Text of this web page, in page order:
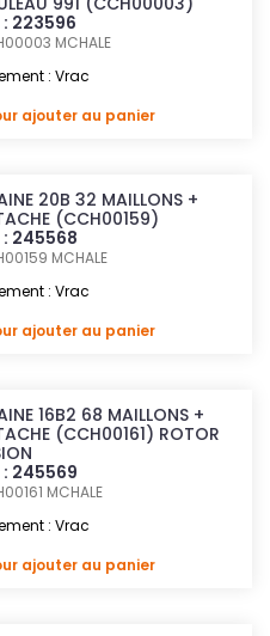
: 223596
MCHALE
: Vrac
ajouter au panier
20B 32 MAILLONS +
(CCH00159)
: 245568
MCHALE
: Vrac
ajouter au panier
16B2 68 MAILLONS +
(CCH00161) ROTOR
: 245569
MCHALE
: Vrac
ajouter au panier